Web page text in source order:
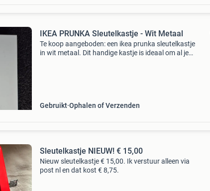
IKEA PRUNKA Sleutelkastje - Wit Metaal
Te koop aangeboden: een ikea prunka sleutelkastje
in wit metaal. Dit handige kastje is ideaal om al je
Gebruikt Ophalen of Verzenden
Sleutelkastje NIEUW! € 15,00
Nieuw sleutelkastje € 15,00. Ik verstuur alleen via
post nl en dat kost € 8,75.